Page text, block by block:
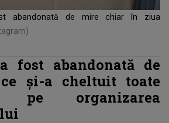
abandonată de mire chiar în ziua
fost abandonată de
și-a cheltuit toate
pe organizarea